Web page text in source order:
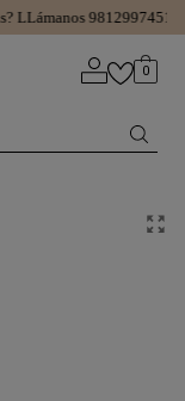
LLámanos 98129974515
0